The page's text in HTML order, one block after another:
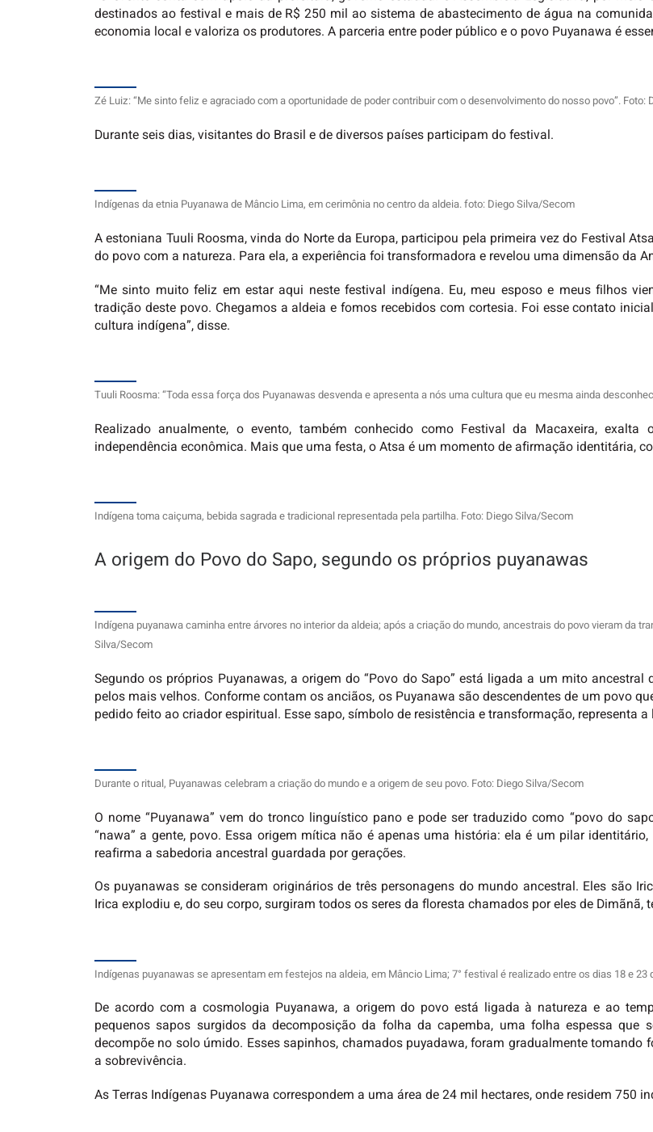
destinados ao festival e mais de R$ 250 mil ao sistema de abastecimento de água na
economia local e valoriza os produtores. A parceria entre poder público e o povo Puyanawa é
Zé Luiz: “Me sinto feliz e agraciado com a oportunidade de poder contribuir com o desenvolvimento do nosso povo”. Foto:
Durante seis dias, visitantes do Brasil e de diversos países participam do festival.
Indígenas da etnia Puyanawa de Mâncio Lima, em cerimônia no centro da aldeia. foto: Diego Silva/Secom
A estoniana Tuuli Roosma, vinda do Norte da Europa, participou pela primeira vez do Festival
do povo com a natureza. Para ela, a experiência foi transformadora e revelou uma dimensão da
“Me sinto muito feliz em estar aqui neste festival indígena. Eu, meu esposo e meus filhos
tradição deste povo. Chegamos a aldeia e fomos recebidos com cortesia. Foi esse contato
cultura indígena”, disse.
Tuuli Roosma: “Toda essa força dos Puyanawas desvenda e apresenta a nós uma cultura que eu mesma ainda
Realizado anualmente, o evento, também conhecido como Festival da Macaxeira,
independência econômica. Mais que uma festa, o Atsa é um momento de afirmação identitária,
Indígena toma caiçuma, bebida sagrada e tradicional representada pela partilha. Foto: Diego Silva/Secom
A origem do Povo do Sapo, segundo os próprios puyanawas
Indígena puyanawa caminha entre árvores no interior da aldeia; após a criação do mundo, ancestrais do povo vieram da
Silva/Secom
Segundo os próprios Puyanawas, a origem do “Povo do Sapo” está ligada a um mito
pelos mais velhos. Conforme contam os anciãos, os Puyanawa são descendentes de um povo
pedido feito ao criador espiritual. Esse sapo, símbolo de resistência e transformação, representa
Durante o ritual, Puyanawas celebram a criação do mundo e a origem de seu povo. Foto: Diego Silva/Secom
O nome “Puyanawa” vem do tronco linguístico pano e pode ser traduzido como “povo do
“nawa” a gente, povo. Essa origem mítica não é apenas uma história: ela é um pilar
reafirma a sabedoria ancestral guardada por gerações.
Os puyanawas se consideram originários de três personagens do mundo ancestral. Eles são
Irica explodiu e, do seu corpo, surgiram todos os seres da floresta chamados por eles de Dimãnã,
Indígenas puyanawas se apresentam em festejos na aldeia, em Mâncio Lima; 7° festival é realizado entre os dias 18 e 23
De acordo com a cosmologia Puyanawa, a origem do povo está ligada à natureza e ao
pequenos sapos surgidos da decomposição da folha da capemba, uma folha espessa que
decompõe no solo úmido. Esses sapinhos, chamados puyadawa, foram gradualmente
a sobrevivência.
As Terras Indígenas Puyanawa correspondem a uma área de 24 mil hectares, onde residem 750